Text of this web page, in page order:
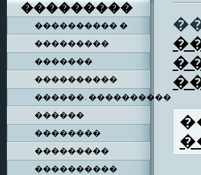
���������
���������� �
���������
�������
����������
������. ����������
������
��������
���������
����������